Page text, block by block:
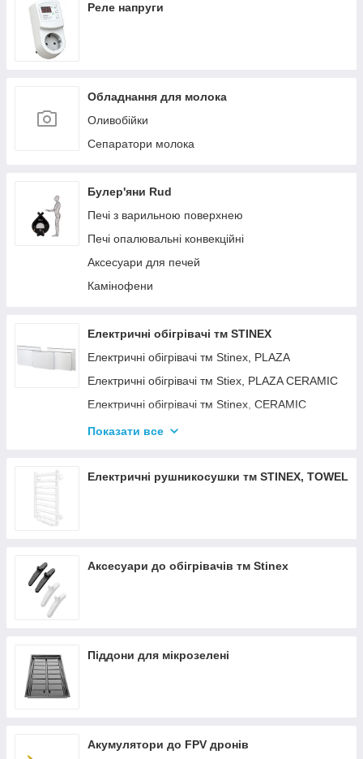
Реле напруги
Обладнання для молока
Оливобійки
Сепаратори молока
Булер'яни Rud
Печі з варильною поверхнею
Печі опалювальні конвекційні
Аксесуари для печей
Камінофени
Електричні обігрівачі тм STINEX
Електричні обігрівачі тм Stinex, PLAZA
Електричні обігрівачі тм Stiex, PLAZA CERAMIC
Електричні обігрівачі тм Stinex, CERAMIC
Електричні обігрівачі тм Stinex, COMBIE
Показати все
Електричні рушникосушки тм STINEX, TOWEL
Аксесуари до обігрівачів тм Stinex
Піддони для мікрозелені
Акумулятори до FPV дронів